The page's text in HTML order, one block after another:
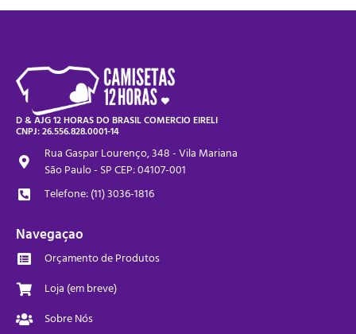
D & AJG 12 HORAS DO BRASIL COMERCIO EIRELI
CNPJ: 26.556.828.0001-14
Rua Gaspar Lourenço, 348 - Vila Mariana
São Paulo - SP CEP: 04107-001
Telefone: (11) 3036-1816
Navegaçao
Orçamento de Produtos
Loja (em breve)
Sobre Nós